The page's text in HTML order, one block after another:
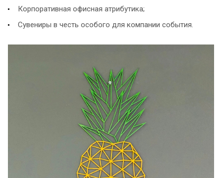
Корпоративная офисная атрибутика;
Сувениры в честь особого для компании события.